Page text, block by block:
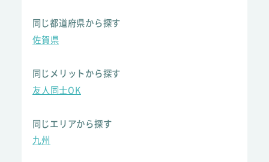
同じ都道府県から探す
佐賀県
同じメリットから探す
友人同士OK
同じエリアから探す
九州